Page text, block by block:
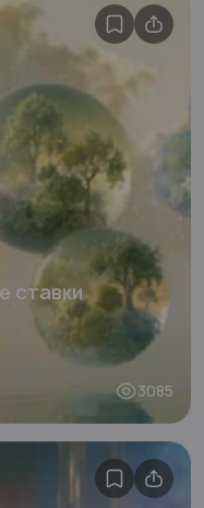
ставки
3085